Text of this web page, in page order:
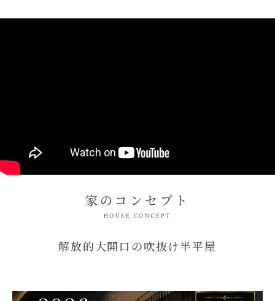
家のコンセプト
HOUSE CONCEPT
解放的大開口の吹抜け半平屋